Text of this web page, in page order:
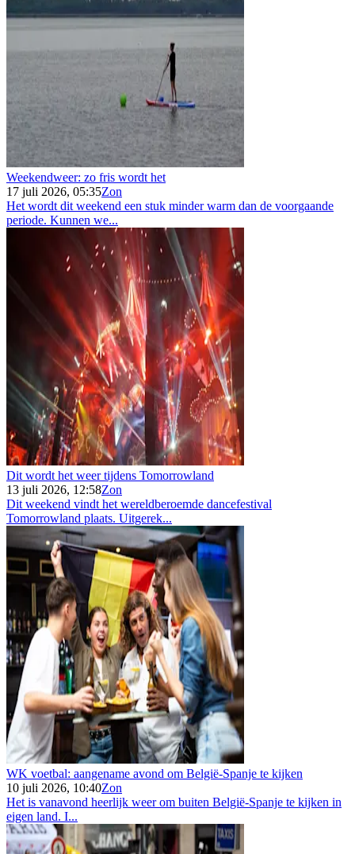
Weekendweer: zo fris wordt het
17 juli 2026, 05:35Zon
Het wordt dit weekend een stuk minder warm dan de voorgaande
periode. Kunnen we...
Dit wordt het weer tijdens Tomorrowland
13 juli 2026, 12:58Zon
Dit weekend vindt het wereldberoemde dancefestival
Tomorrowland plaats. Uitgerek...
WK voetbal: aangename avond om België-Spanje te kijken
10 juli 2026, 10:40Zon
Het is vanavond heerlijk weer om buiten België-Spanje te kijken in
eigen land. I...